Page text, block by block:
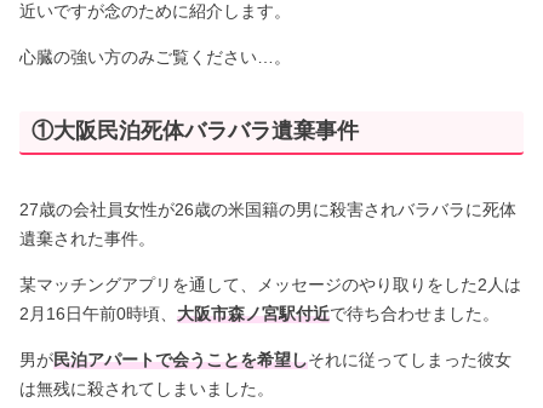
近いですが念のために紹介します。
心臓の強い方のみご覧ください…。
①大阪民泊死体バラバラ遺棄事件
27歳の会社員女性が26歳の米国籍の男に殺害されバラバラに死体
遺棄された事件。
某マッチングアプリを通して、メッセージのやり取りをした2人は
2月16日午前0時頃、大阪市森ノ宮駅付近で待ち合わせました。
男が民泊アパートで会うことを希望しそれに従ってしまった彼女
は無残に殺されてしまいました。